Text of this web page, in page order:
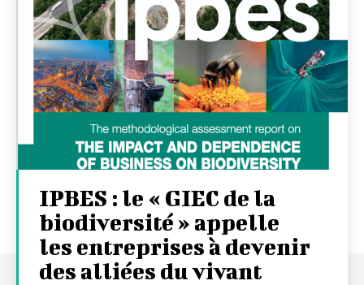
IPBES : le « GIEC de la
biodiversité » appelle
les entreprises à devenir
des alliées du vivant